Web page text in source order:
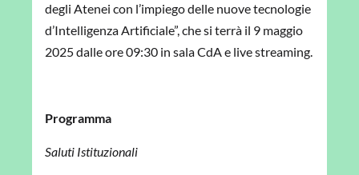
degli Atenei con l’impiego delle nuove tecnologie
d’Intelligenza Artificiale”, che si terrà il 9 maggio
2025 dalle ore 09:30 in sala CdA e live streaming.
Programma
Saluti Istituzionali